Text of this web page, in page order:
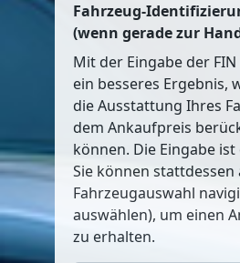
Fahrzeug-
(wenn gerade zur
Mit der Eingabe der
ein besseres Ergebnis,
die Ausstattung Ihres
dem Ankaufpreis
können. Die Eingabe
Sie können
Fahrzeugauswahl
auswählen), um einen
zu erhalten.